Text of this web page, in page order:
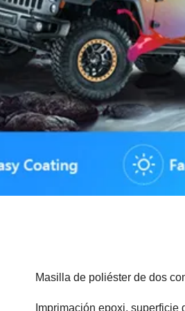
Masilla de poliéster de dos
Imprimación epoxi, superficie